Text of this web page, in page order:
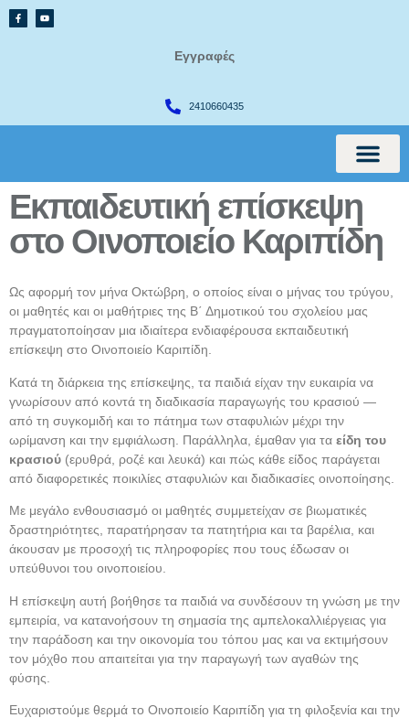
Εγγραφές
2410660435
Εκπαιδευτική επίσκεψη
στο Οινοποιείο Καριπίδη
Ως αφορμή τον μήνα Οκτώβρη, ο οποίος είναι ο μήνας του τρύγου,
οι μαθητές και οι μαθήτριες της Β΄ Δημοτικού του σχολείου μας
πραγματοποίησαν μια ιδιαίτερα ενδιαφέρουσα εκπαιδευτική
επίσκεψη στο Οινοποιείο Καριπίδη.
Κατά τη διάρκεια της επίσκεψης, τα παιδιά είχαν την ευκαιρία να
γνωρίσουν από κοντά τη διαδικασία παραγωγής του κρασιού —
από τη συγκομιδή και το πάτημα των σταφυλιών μέχρι την
ωρίμανση και την εμφιάλωση. Παράλληλα, έμαθαν για τα είδη του
κρασιού (ερυθρά, ροζέ και λευκά) και πώς κάθε είδος παράγεται
από διαφορετικές ποικιλίες σταφυλιών και διαδικασίες οινοποίησης.
Με μεγάλο ενθουσιασμό οι μαθητές συμμετείχαν σε βιωματικές
δραστηριότητες, παρατήρησαν τα πατητήρια και τα βαρέλια, και
άκουσαν με προσοχή τις πληροφορίες που τους έδωσαν οι
υπεύθυνοι του οινοποιείου.
Η επίσκεψη αυτή βοήθησε τα παιδιά να συνδέσουν τη γνώση με την
εμπειρία, να κατανοήσουν τη σημασία της αμπελοκαλλιέργειας για
την παράδοση και την οικονομία του τόπου μας και να εκτιμήσουν
τον μόχθο που απαιτείται για την παραγωγή των αγαθών της
φύσης.
Ευχαριστούμε θερμά το Οινοποιείο Καριπίδη για τη φιλοξενία και την